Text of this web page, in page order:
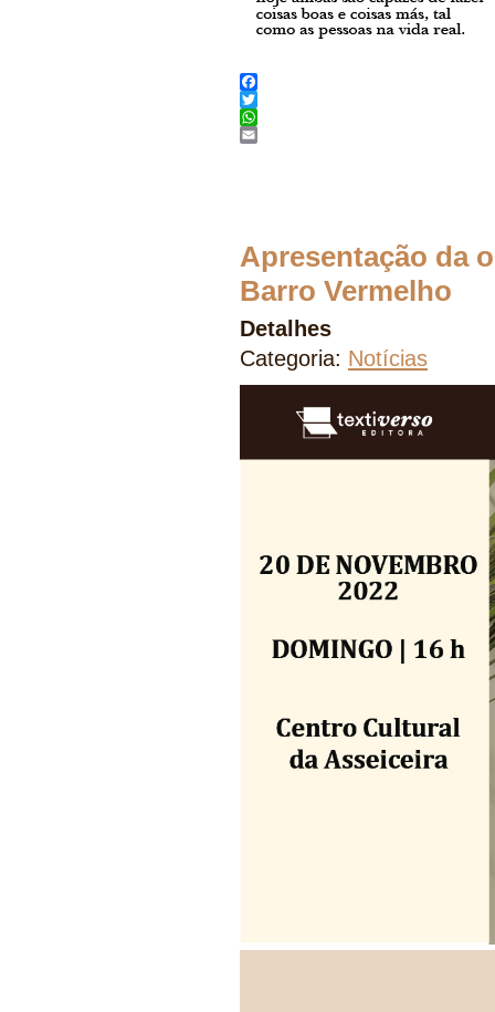
Facebook
Twitter
WhatsApp
Apresentação da
Barro Vermelho
Detalhes
Categoria: Notícias